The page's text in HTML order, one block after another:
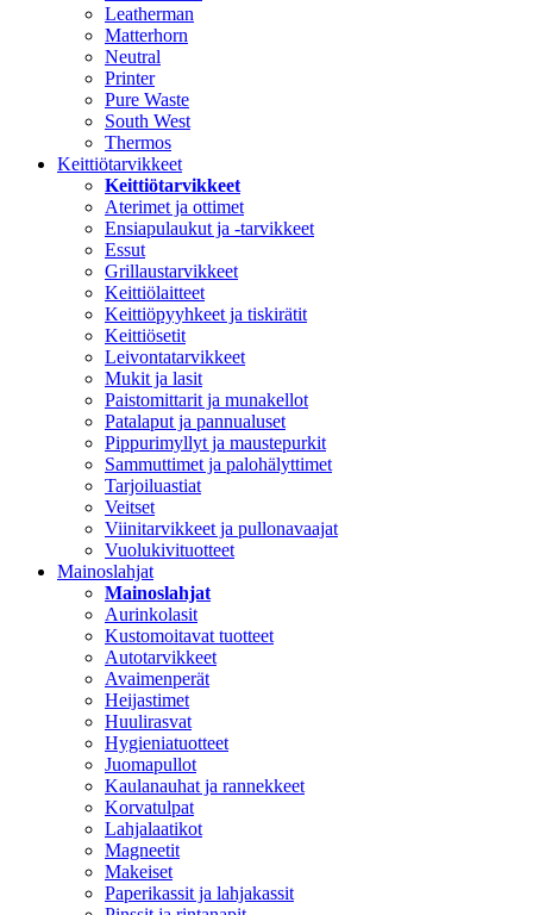
Leatherman
Matterhorn
Neutral
Printer
Pure Waste
South West
Thermos
Keittiötarvikkeet
Keittiötarvikkeet
Aterimet ja ottimet
Ensiapulaukut ja -tarvikkeet
Essut
Grillaustarvikkeet
Keittiölaitteet
Keittiöpyyhkeet ja tiskirätit
Keittiösetit
Leivontatarvikkeet
Mukit ja lasit
Paistomittarit ja munakellot
Patalaput ja pannualuset
Pippurimyllyt ja maustepurkit
Sammuttimet ja palohälyttimet
Tarjoiluastiat
Veitset
Viinitarvikkeet ja pullonavaajat
Vuolukivituotteet
Mainoslahjat
Mainoslahjat
Aurinkolasit
Kustomoitavat tuotteet
Autotarvikkeet
Avaimenperät
Heijastimet
Huulirasvat
Hygieniatuotteet
Juomapullot
Kaulanauhat ja rannekkeet
Korvatulpat
Lahjalaatikot
Magneetit
Makeiset
Paperikassit ja lahjakassit